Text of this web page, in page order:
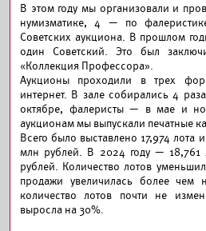
В этом году мы организовали и
нумизматике, 4 — по
Советских аукциона. В прошлом
один Советский. Это был
«Коллекция Профессора».
Аукционы проходили в трех
интернет. В зале собирались 4
октябре, фалеристы — в мае и
аукционам мы выпускали печатные
Всего было выставлено 17,974 лота
млн рублей. В 2024 году — 18,761
рублей. Количество лотов
продажи увеличилась более
количество лотов почти не
выросла на 30%.